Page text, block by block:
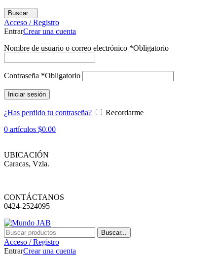
Buscar...
Acceso / Registro
EntrarCrear una cuenta
Nombre de usuario o correo electrónico *Obligatorio
Contraseña *Obligatorio
Iniciar sesión
¿Has perdido tu contraseña?
Recordarme
0 artículos $0.00
UBICACIÓN
Caracas, Vzla.
CONTÁCTANOS
0424-2524095
Buscar...
Acceso / Registro
EntrarCrear una cuenta